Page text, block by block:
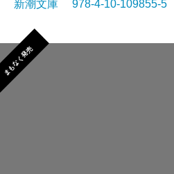
新潮文庫 978-4-10-109855-
まもなく発売